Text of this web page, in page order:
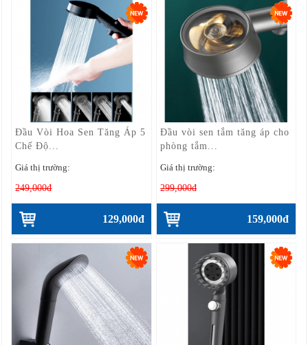
Đầu Vòi Hoa Sen Tăng Áp 5
Chế Độ...
Giá thị trường:
249,000đ
129,000đ
Đầu vòi sen tắm tăng áp cho
phòng tắm...
Giá thị trường:
299,000đ
159,000đ